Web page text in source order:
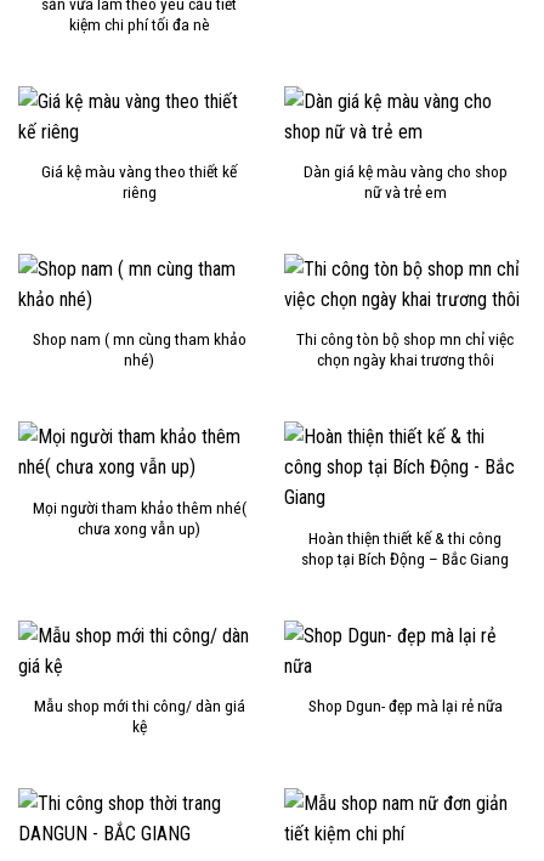
kiệm chi phí tối đa nè
Giá kệ màu vàng theo thiết kế
riêng
Dàn giá kệ màu vàng cho shop
nữ và trẻ em
Shop nam ( mn cùng tham khảo
nhé)
Thi công tòn bộ shop mn chỉ việc
chọn ngày khai trương thôi
Mọi người tham khảo thêm nhé(
chưa xong vẫn up)
Hoàn thiện thiết kế & thi công
shop tại Bích Động – Bắc Giang
Mẫu shop mới thi công/ dàn giá
kệ
Shop Dgun- đẹp mà lại rẻ nữa